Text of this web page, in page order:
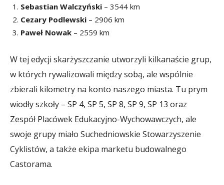
Sebastian Walczyński – 3544 km
Cezary Podlewski – 2906 km
Paweł Nowak – 2559 km
W tej edycji skarżyszczanie utworzyli kilkanaście grup,
w których rywalizowali między sobą, ale wspólnie
zbierali kilometry na konto naszego miasta. Tu prym
wiodły szkoły – SP 4, SP 5, SP 8, SP 9, SP 13 oraz
Zespół Placówek Edukacyjno-Wychowawczych, ale
swoje grupy miało Suchedniowskie Stowarzyszenie
Cyklistów, a także ekipa marketu budowalnego
Castorama.